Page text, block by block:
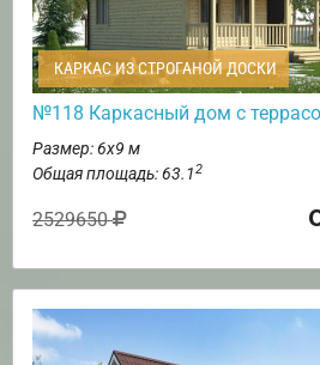
КАРКАС ИЗ СТРОГАНОЙ ДОСКИ
№118 Каркасный дом с
Размер: 6х9 м
Общая площадь: 63.12
2529650